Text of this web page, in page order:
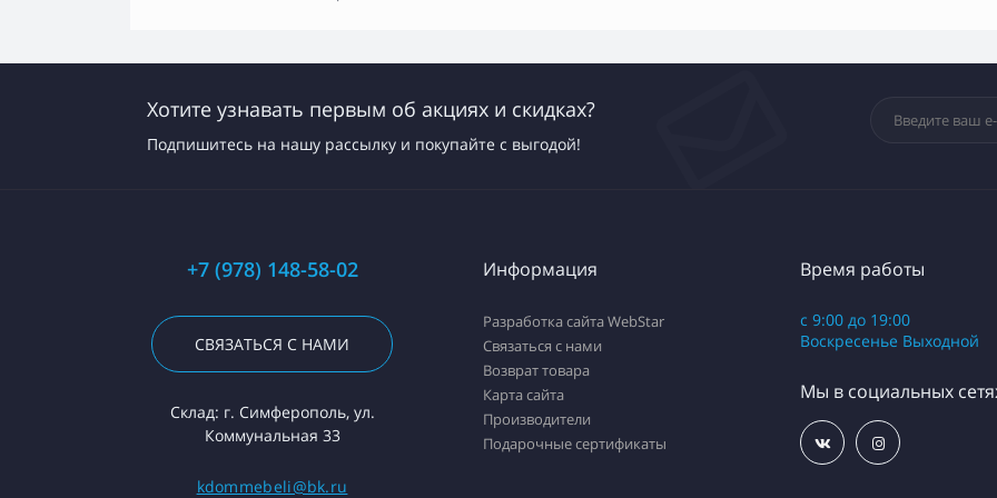
Хотите узнавать первым об акциях и скидках?
Подпишитесь на нашу рассылку и покупайте с выгодой!
+7 (978) 148-58-02
СВЯЗАТЬСЯ С НАМИ
Склад: г. Симферополь, ул.
Коммунальная 33
kdommebeli@bk.ru
Информация
Разработка сайта WebStar
Связаться с нами
Возврат товара
Карта сайта
Производители
Подарочные сертификаты
Время работы
с 9:00 до 19:00
Воскресенье Выходной
Мы в социальных